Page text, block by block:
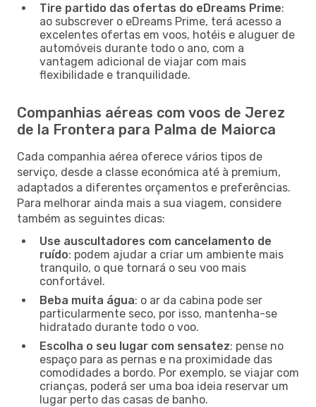
Tire partido das ofertas do eDreams Prime:
ao subscrever o eDreams Prime, terá acesso a
excelentes ofertas em voos, hotéis e aluguer de
automóveis durante todo o ano, com a
vantagem adicional de viajar com mais
flexibilidade e tranquilidade.
Companhias aéreas com voos de Jerez
de la Frontera para Palma de Maiorca
Cada companhia aérea oferece vários tipos de
serviço, desde a classe económica até à premium,
adaptados a diferentes orçamentos e preferências.
Para melhorar ainda mais a sua viagem, considere
também as seguintes dicas:
Use auscultadores com cancelamento de
ruído: podem ajudar a criar um ambiente mais
tranquilo, o que tornará o seu voo mais
confortável.
Beba muita água: o ar da cabina pode ser
particularmente seco, por isso, mantenha-se
hidratado durante todo o voo.
Escolha o seu lugar com sensatez: pense no
espaço para as pernas e na proximidade das
comodidades a bordo. Por exemplo, se viajar com
crianças, poderá ser uma boa ideia reservar um
lugar perto das casas de banho.